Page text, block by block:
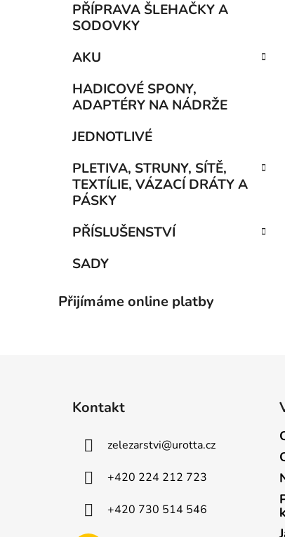
PŘÍPRAVA ŠLEHAČKY A
SODOVKY
AKU
HADICOVÉ SPONY,
ADAPTÉRY NA NÁDRŽE
JEDNOTLIVÉ
PLETIVA, STRUNY, SÍTĚ,
TEXTÍLIE, VÁZACÍ DRÁTY A
PÁSKY
PŘÍSLUŠENSTVÍ
SADY
Přijímáme online platby
Kontakt
zelezarstvi@urotta.cz
+420 224 212 723
+420 730 514 546